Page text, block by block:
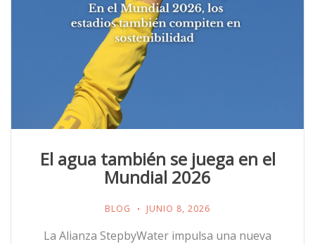
El agua también se juega en el
Mundial 2026
BLOG JUNIO 8, 2026
La Alianza StepbyWater impulsa una nueva